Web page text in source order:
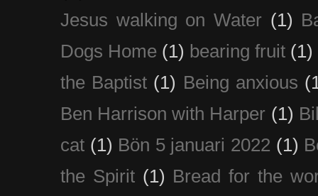
Jesus walking on Water (1)
Dogs Home (1) bearing fruit (1)
the Baptist (1) Being anxious
Ben Harrison with Harper (1)
cat (1) Bön 5 januari 2022 (1)
the Spirit (1) Bread for the